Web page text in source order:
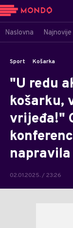
Naslovna Najnovije
Sport Košarka
"U redu
košarku,
vrijeđa!"
napravila
02.01.2025. / 23:26